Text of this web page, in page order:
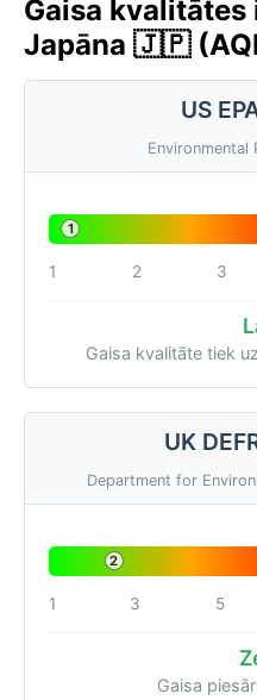
Gaisa
Japāna 🇯🇵
US
Environmental
1
1 2 3
Gaisa kvalitāte tiek
UK
Department for
2
1 3 5
Gaisa